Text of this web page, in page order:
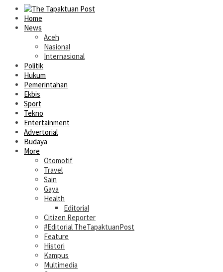
Home
News
Aceh
Nasional
Internasional
Politik
Hukum
Pemerintahan
Ekbis
Sport
Tekno
Entertainment
Advertorial
Budaya
More
Otomotif
Travel
Sain
Gaya
Health
Editorial
Citizen Reporter
#Editorial TheTapaktuanPost
Feature
Histori
Kampus
Multimedia